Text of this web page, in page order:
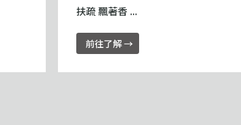
扶疏 飄著香 ...
前往了解 →